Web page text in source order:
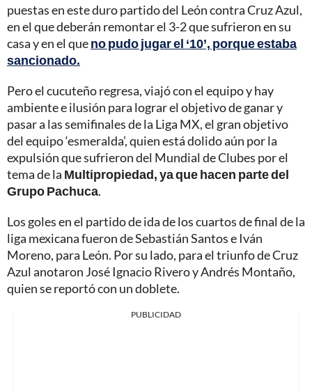
puestas en este duro partido del León contra Cruz Azul,
en el que deberán remontar el 3-2 que sufrieron en su
casa y en el queno pudo jugar el ‘10’, porque estaba
sancionado.
Pero el cucuteño regresa, viajó con el equipo y hay
ambiente e ilusión para lograr el objetivo de ganar y
pasar a las semifinales de la Liga MX, el gran objetivo
del equipo ‘esmeralda’, quien está dolido aún por la
expulsión que sufrieron del Mundial de Clubes por el
tema de la Multipropiedad, ya que hacen parte del
Grupo Pachuca.
Los goles en el partido de ida de los cuartos de final de la
liga mexicana fueron de Sebastián Santos e Iván
Moreno, para León. Por su lado, para el triunfo de Cruz
Azul anotaron José Ignacio Rivero y Andrés Montaño,
quien se reportó con un doblete.
PUBLICIDAD